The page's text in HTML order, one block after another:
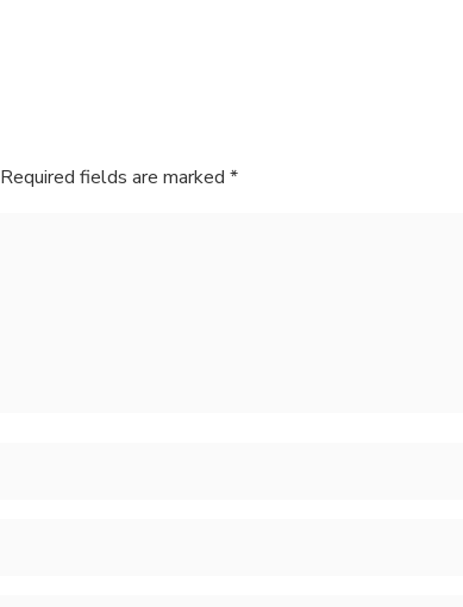
Required fields are marked *